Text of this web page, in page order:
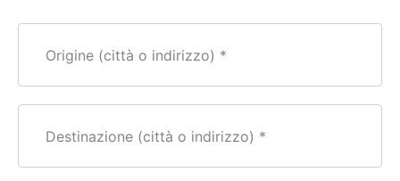
Origine (città o indirizzo)
Destinazione (città o indirizzo)